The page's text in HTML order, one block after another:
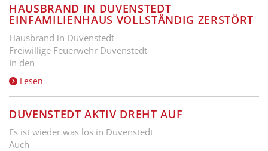
HAUSBRAND IN DUVENSTEDT
EINFAMILIENHAUS VOLLSTÄNDIG ZERSTÖRT
Hausbrand in Duvenstedt
Freiwillige Feuerwehr Duvenstedt
In den
Lesen
DUVENSTEDT AKTIV DREHT AUF
Es ist wieder was los in Duvenstedt
Auch